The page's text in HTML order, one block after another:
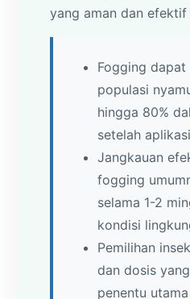
yang aman dan
Fogging dapat
populasi
hingga 80%
setelah
Jangkauan
fogging
selama 1-2
kondisi
Pemilihan
dan dosis
penentu